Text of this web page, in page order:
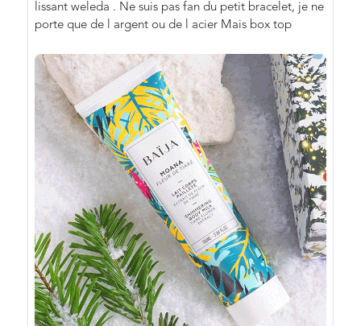
lissant weleda . Ne suis pas fan du petit bracelet, je ne
porte que de l argent ou de l acier Mais box top